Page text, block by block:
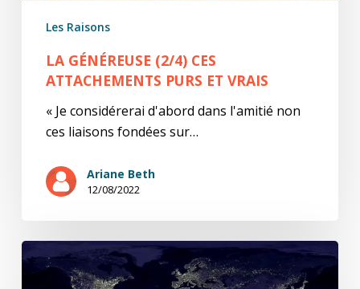
Les Raisons
LA GÉNÉREUSE (2/4) CES
ATTACHEMENTS PURS ET VRAIS
« Je considérerai d'abord dans l'amitié non
ces liaisons fondées sur…
Ariane Beth
12/08/2022
Polyglotte
poésie